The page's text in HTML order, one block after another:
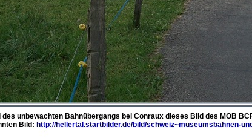
unbewachten Bahnübergangs bei Conraux dieses Bild des MOB
Bild: http://hellertal.startbilder.de/bild/schweiz~museumsbahnen-